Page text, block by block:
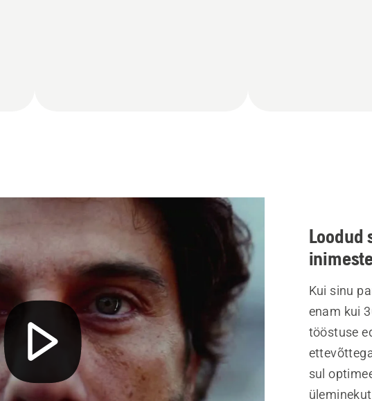
Loodud
Kui sinu
enam kui
tööstuse
sul